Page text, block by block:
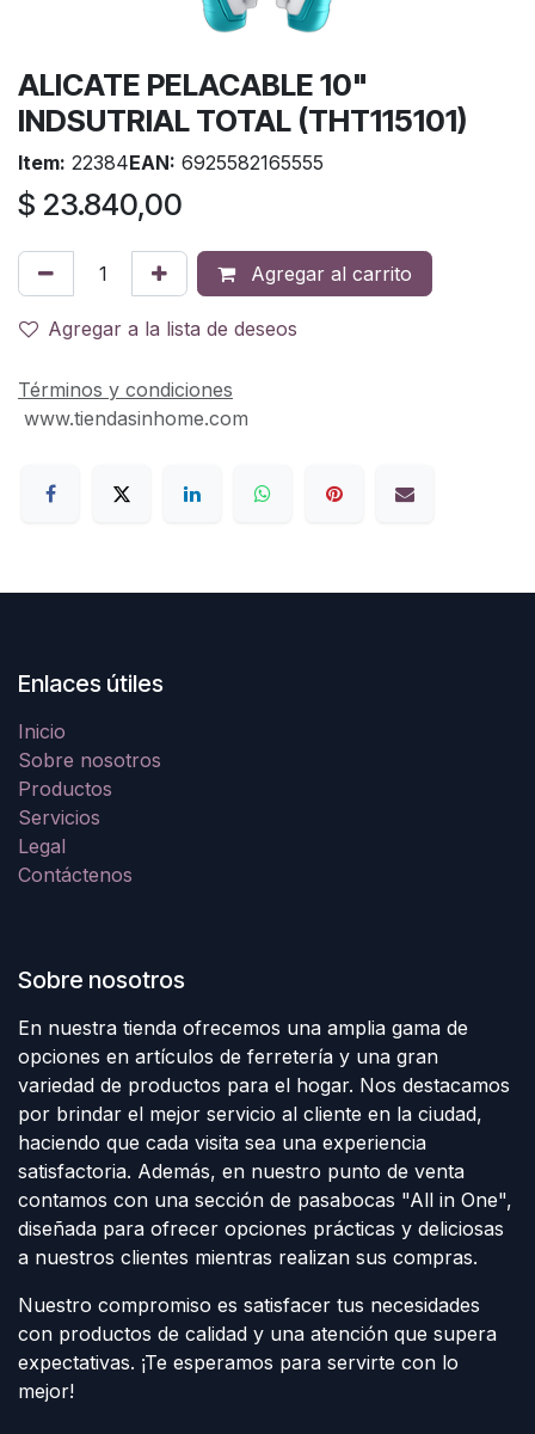
ALICATE PELACABLE 10"
INDSUTRIAL TOTAL (THT115101)
Item: 22384EAN: 6925582165555
$ 23.840,00
Agregar al carrito
Agregar a la lista de deseos
Términos y condiciones
www.tiendasinhome.com
Enlaces útiles
Inicio
Sobre nosotros
Productos
Servicios
Legal
Contáctenos
Sobre nosotros
En nuestra tienda ofrecemos una amplia gama de
opciones en artículos de ferretería y una gran
variedad de productos para el hogar. Nos destacamos
por brindar el mejor servicio al cliente en la ciudad,
haciendo que cada visita sea una experiencia
satisfactoria. Además, en nuestro punto de venta
contamos con una sección de pasabocas "All in One",
diseñada para ofrecer opciones prácticas y deliciosas
a nuestros clientes mientras realizan sus compras.
Nuestro compromiso es satisfacer tus necesidades
con productos de calidad y una atención que supera
expectativas. ¡Te esperamos para servirte con lo
mejor!